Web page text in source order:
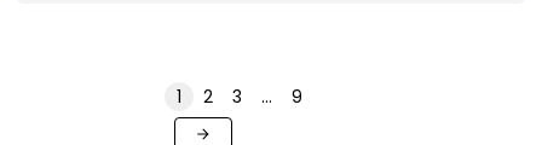
1 2 3 … 9